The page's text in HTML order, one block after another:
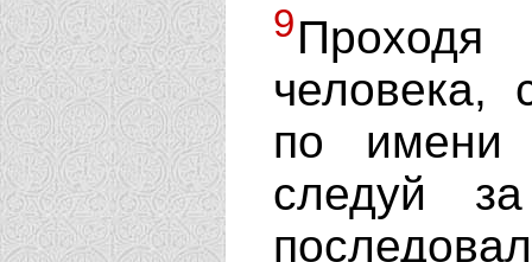
9
человека,
по имени
следуй